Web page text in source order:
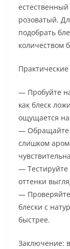
розоватый.
подобрать
количеством
— Пробуйте
как блеск
ощущается
— Обращайте
слишком
— Тестируйте
оттенки
— Проверяйте
блески с
быстрее.
Заключение: